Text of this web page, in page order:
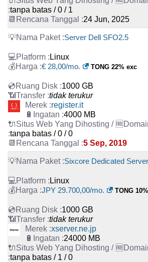
tanpa batas / 0 / 1
24 Jun, 2025
Server Dell SFO2.5
Linux
€ 28,00/mo.
TONG 22% exc
1000 GB
tidak terukur
register.it
4000 MB
tanpa batas / 0 / 0
5 Sep, 2019
Sixcore Dedicated
Linux
JPY 29.700,00/mo.
TONG
1000 GB
tidak terukur
xserver.ne.jp
24000 MB
tanpa batas / 1 / 0